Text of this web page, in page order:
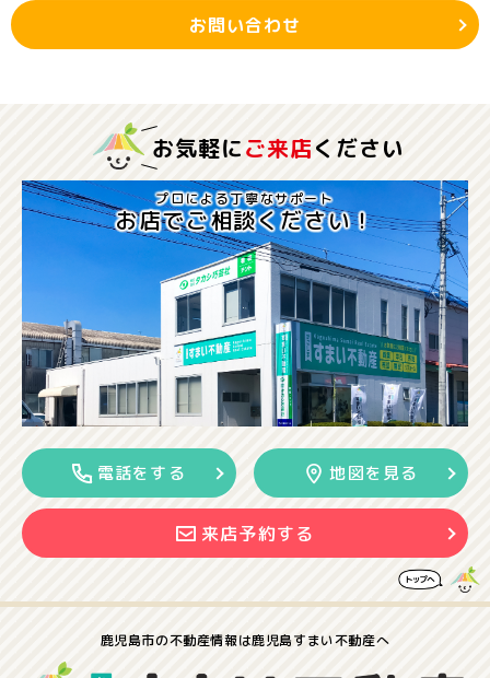
お問い合わせ
お気軽にご来店ください
プロによる丁寧なサポート
お店でご相談ください！
電話をする 地図を見る
来店予約する
鹿児島市の不動産情報は鹿児島すまい不動産へ